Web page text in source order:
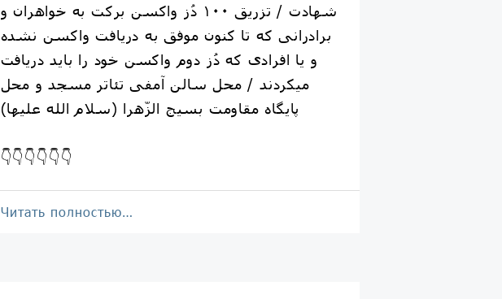
شهادت / تزریق ۱۰۰ دُز واکسن برکت به خواهران و
برادرانی که تا کنون موفق به دریافت واکسن نشده
و یا افرادی که دُز دوم واکسن خود را باید دریافت
میکردند / محل سالن آمفی تئاتر مسجد و محل
پایگاه مقاومت بسیج الزّهرا (سلام الله علیها)
👇👇👇👇👇👇
Читать полностью…